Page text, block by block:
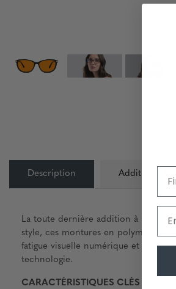
Description Additional
La toute dernière addition à notre
style, ces montures en polymère de
fatigue visuelle numérique et
technologie.
CARACTÉRISTIQUES CLÉS